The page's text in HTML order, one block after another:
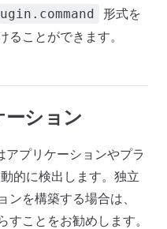
形式を
ことができます。
ション
プリケーションやプラ
的に検出します。独立
ンを構築する場合は、
ことをお勧めします。